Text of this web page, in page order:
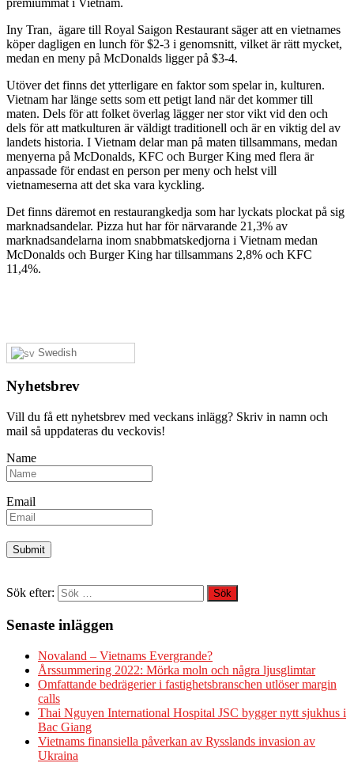
Iny Tran, ägare till Royal Saigon Restaurant säger att en vietnames
köper dagligen en lunch för $2-3 i genomsnitt, vilket är rätt mycket,
medan en meny på McDonalds ligger på $3-4.
Utöver det finns det ytterligare en faktor som spelar in, kulturen.
Vietnam har länge setts som ett petigt land när det kommer till
maten. Dels för att folket överlag lägger ner stor vikt vid den och
dels för att matkulturen är väldigt traditionell och är en viktig del av
landets historia. I Vietnam delar man på maten tillsammans, medan
menyerna på McDonalds, KFC och Burger King med flera är
anpassade för endast en person per meny och helst vill
vietnameserna att det ska vara kyckling.
Det finns däremot en restaurangkedja som har lyckats plockat på sig
marknadsandelar. Pizza hut har för närvarande 21,3% av
marknadsandelarna inom snabbmatskedjorna i Vietnam medan
McDonalds och Burger King har tillsammans 2,8% och KFC
11,4%.
Swedish
Nyhetsbrev
Vill du få ett nyhetsbrev med veckans inlägg? Skriv in namn och
mail så uppdateras du veckovis!
Name
Email
Sök efter:
Senaste inläggen
Novaland – Vietnams Evergrande?
Årssummering 2022: Mörka moln och några ljusglimtar
Omfattande bedrägerier i fastighetsbranschen utlöser margin
calls
Thai Nguyen International Hospital JSC bygger nytt sjukhus i
Bac Giang
Vietnams finansiella påverkan av Rysslands invasion av
Ukraina